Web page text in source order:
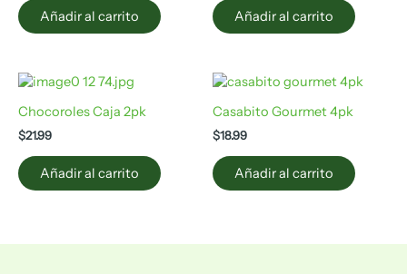
Añadir al carrito Añadir al carrito
Chocoroles Caja 2pk
$21.99
Añadir al carrito
Casabito Gourmet 4pk
$18.99
Añadir al carrito